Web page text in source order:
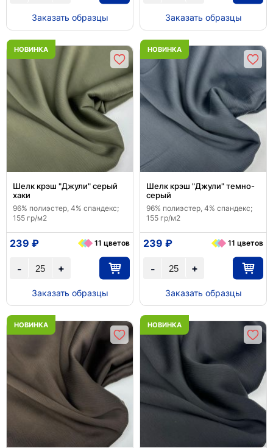
Заказать образцы Заказать образцы
НОВИНКА
Шелк крэш "Джули" серый
хаки
96% полиэстер, 4% спандекс;
155 гр/м2
+
-
239 ₽ 11 цветов
Заказать образцы
НОВИНКА
Шелк крэш "Джули" темно-
серый
96% полиэстер, 4% спандекс;
155 гр/м2
+
-
239 ₽ 11 цветов
Заказать образцы
НОВИНКА НОВИНКА